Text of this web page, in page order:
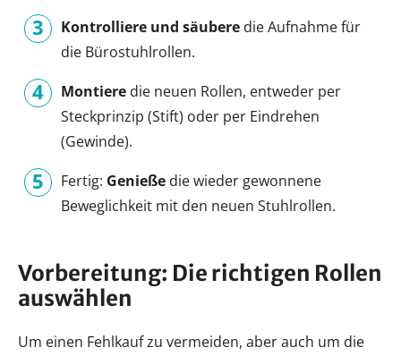
Kontrolliere und säubere die Aufnahme für
die Bürostuhlrollen.
Montiere die neuen Rollen, entweder per
Steckprinzip (Stift) oder per Eindrehen
(Gewinde).
Fertig: Genieße die wieder gewonnene
Beweglichkeit mit den neuen Stuhlrollen.
Vorbereitung: Die richtigen Rollen
auswählen
Um einen Fehlkauf zu vermeiden, aber auch um die